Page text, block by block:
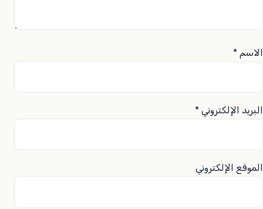
الاسم *
البريد الإلكتروني *
الموقع الإلكتروني